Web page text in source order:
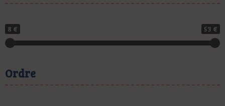
8 € 53 €
Ordre